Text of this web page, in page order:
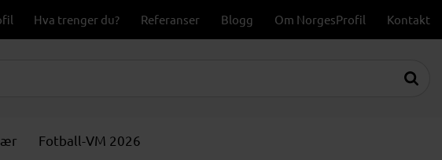
Hva trenger du? Referanser Blogg Om NorgesProfil Kontakt
Fotball-VM 2026